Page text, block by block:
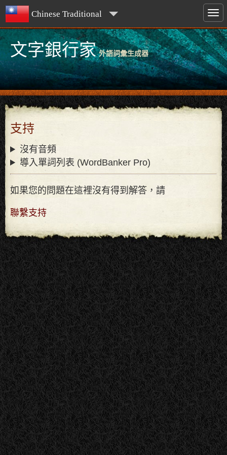
Chinese Traditional
文字銀行家 外語詞彙生成器
支持
沒有音頻
導入單詞列表 (WordBanker Pro)
如果您的問題在這裡沒有得到解答，請
聯繫支持